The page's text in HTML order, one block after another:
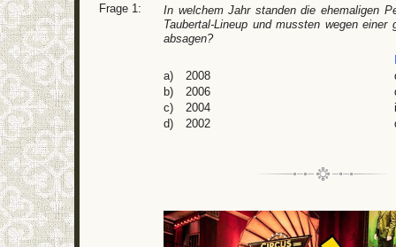
Frage 1:
In welchem Jahr standen die ehemaligen
Taubertal-Lineup und mussten wegen einer
absagen?
a)
2008
b)
2006
c)
2004
d)
2002